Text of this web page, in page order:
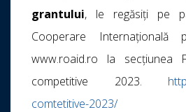
grantului, le regăsiți pe
Cooperare Internațională
www.roaid.ro la secțiunea
competitive 2023.
comtetitive-2023/